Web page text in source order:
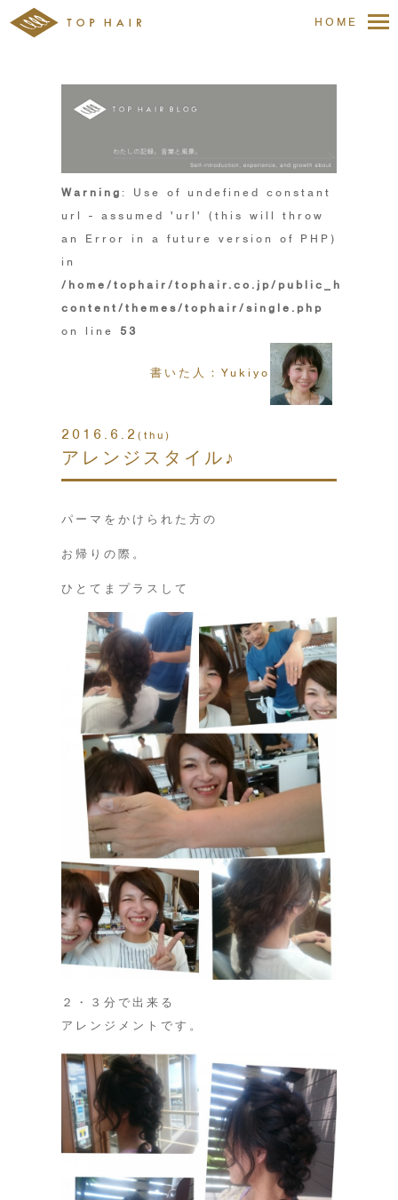
HOME
Warning : Use of undefined constant
url - assumed 'url' (this will throw
an Error in a future version of PHP)
in
/home/tophair/tophair.co.jp/public_html/
content/themes/tophair/single.php
on line 53
書いた人：Yukiyo
2016.6.2 (thu)
アレンジスタイル♪
パーマをかけられた方の
お帰りの際。
ひとてまプラスして
２・３分で出来る
アレンジメントです。